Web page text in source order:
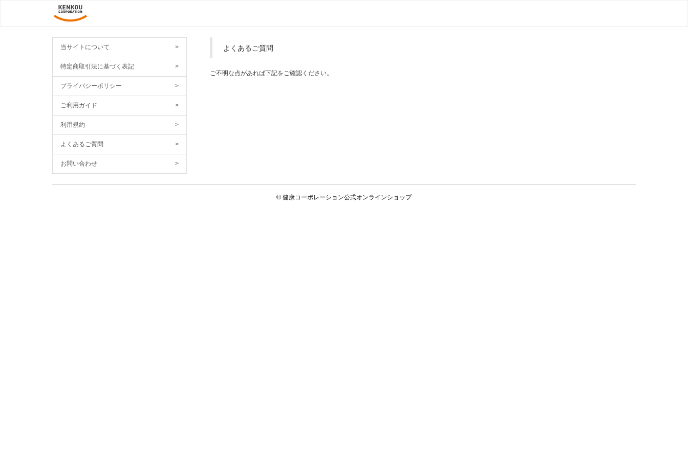
当サイトについて >
特定商取引法に基づく表記 >
プライバシーポリシー >
ご利用ガイド >
利用規約 >
よくあるご質問 >
お問い合わせ >
よくあるご質問
ご不明な点があれば下記をご確認ください。
© 健康コーポレーション公式オンラインショップ